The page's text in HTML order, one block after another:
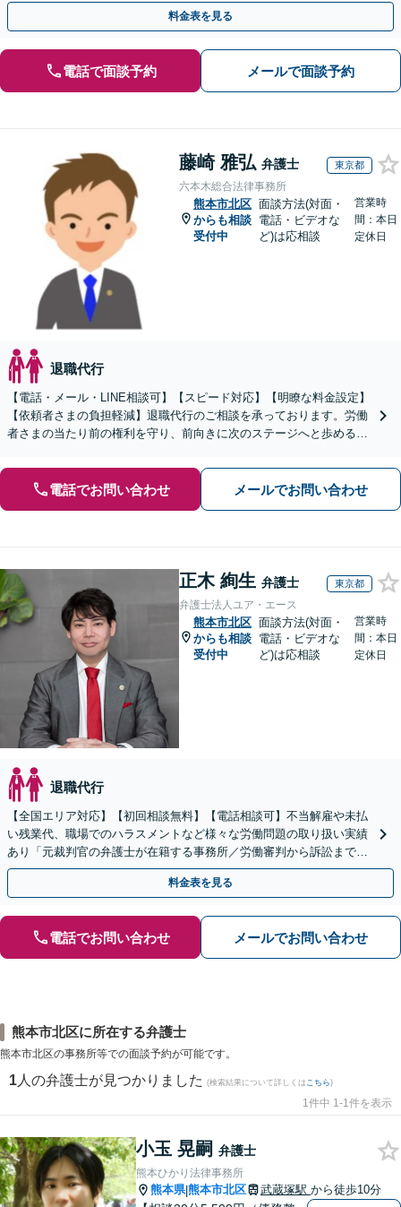
決へと進めます。
料金表を見る
電話で面談予約 メールで面談予約
藤崎 雅弘 弁護士 東京都
六本木総合法律事務所
熊本市北区
からも相談
受付中
面談方法(対面・
電話・ビデオな
ど)は応相談
営業時
間：本日
定休日
退職代行
【電話・メール・LINE相談可】【スピード対応】【明瞭な料金設定】
【依頼者さまの負担軽減】退職代行のご相談を承っております。労働
者さまの当たり前の権利を守り、前向きに次のステージへと歩めるよ
電話でお問い合わせ メールでお問い合わせ
正木 絢生 弁護士 東京都
弁護士法人ユア・エース
熊本市北区
からも相談
受付中
面談方法(対面・
電話・ビデオな
ど)は応相談
営業時
間：本日
定休日
退職代行
【全国エリア対応】【初回相談無料】【電話相談可】不当解雇や未払
い残業代、職場でのハラスメントなど様々な労働問題の取り扱い実績
あり「元裁判官の弁護士が在籍する事務所／労働審判から訴訟まで、
裁判官経験を活かした最適な戦略を立案」
料金表を見る
電話でお問い合わせ メールでお問い合わせ
熊本市北区に所在する弁護士
熊本市北区の事務所等での面談予約が可能です。
1 人の弁護士が見つかりました (検索結果について詳しくは こちら)
1件中 1-1件を表示
小玉 晃嗣 弁護士
熊本ひかり法律事務所
熊本県|熊本市北区 武蔵塚駅 から徒歩10分